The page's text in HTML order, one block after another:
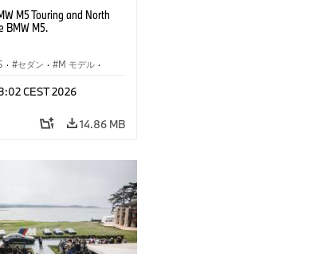
M5 Touring and North
BMW M5.
· セダン · M モデル ·
CEST 2026
14.86 MB